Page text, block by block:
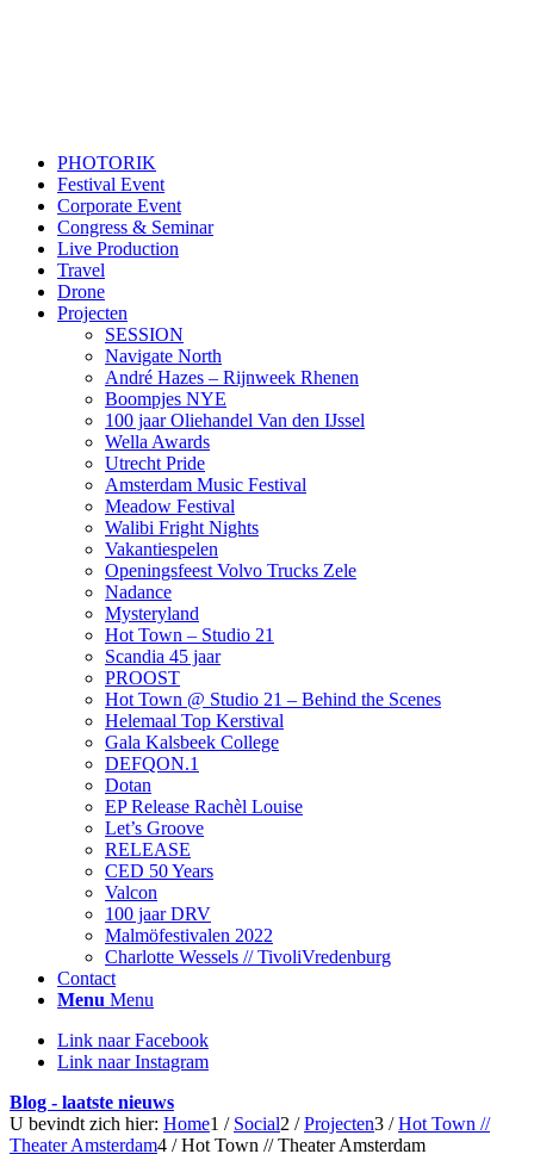
PHOTORIK
Festival Event
Corporate Event
Congress & Seminar
Live Production
Travel
Drone
Projecten
SESSION
Navigate North
André Hazes – Rijnweek Rhenen
Boompjes NYE
100 jaar Oliehandel Van den IJssel
Wella Awards
Utrecht Pride
Amsterdam Music Festival
Meadow Festival
Walibi Fright Nights
Vakantiespelen
Openingsfeest Volvo Trucks Zele
Nadance
Mysteryland
Hot Town – Studio 21
Scandia 45 jaar
PROOST
Hot Town @ Studio 21 – Behind the Scenes
Helemaal Top Kerstival
Gala Kalsbeek College
DEFQON.1
Dotan
EP Release Rachèl Louise
Let’s Groove
RELEASE
CED 50 Years
Valcon
100 jaar DRV
Malmöfestivalen 2022
Charlotte Wessels // TivoliVredenburg
Contact
Menu Menu
Link naar Facebook
Link naar Instagram
Blog - laatste nieuws
U bevindt zich hier: Home1 / Social2 / Projecten3 / Hot Town //
Theater Amsterdam4 / Hot Town // Theater Amsterdam